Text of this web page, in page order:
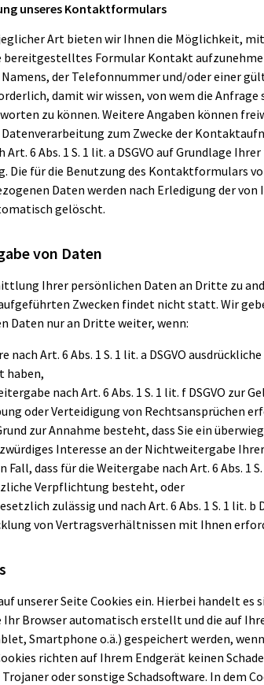
unseres Kontaktformulars
Art bieten wir Ihnen die Möglichkeit,
bereitgestelltes Formular Kontakt
Namens, der Telefonnummer und/oder einer
damit wir wissen, von wem die
zu können. Weitere Angaben können
Datenverarbeitung zum Zwecke der
6 Abs. 1 S. 1 lit. a DSGVO auf Grundlage
Die für die Benutzung des Kontaktformulars
Daten werden nach Erledigung der
gelöscht.
von Daten
Ihrer persönlichen Daten an Dritte zu
Zwecken findet nicht statt. Wir
Daten nur an Dritte weiter, wenn:
nach Art. 6 Abs. 1 S. 1 lit. a DSGVO
haben,
nach Art. 6 Abs. 1 S. 1 lit. f DSGVO zur
oder Verteidigung von Rechtsansprüchen
zur Annahme besteht, dass Sie ein
Interesse an der Nichtweitergabe
Fall, dass für die Weitergabe nach Art. 6 Abs. 1 S.
Verpflichtung besteht, oder
zulässig und nach Art. 6 Abs. 1 S. 1 lit. b
von Vertragsverhältnissen mit Ihnen
unserer Seite Cookies ein. Hierbei handelt es
Ihr Browser automatisch erstellt und die auf
Smartphone o.ä.) gespeichert werden,
richten auf Ihrem Endgerät keinen
Trojaner oder sonstige Schadsoftware. In dem